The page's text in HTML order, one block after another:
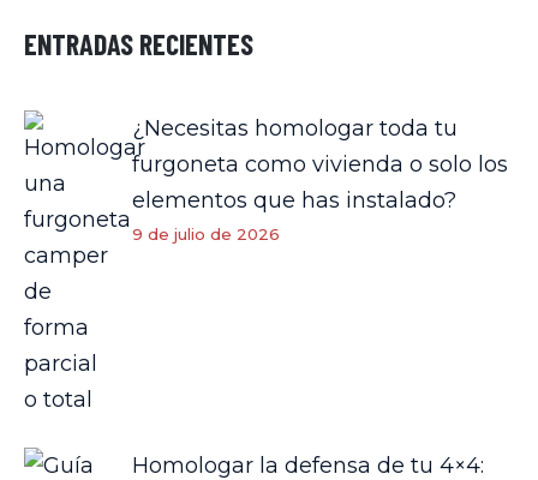
ENTRADAS RECIENTES
¿Necesitas homologar toda tu
furgoneta como vivienda o solo los
elementos que has instalado?
9 de julio de 2026
Homologar la defensa de tu 4×4: